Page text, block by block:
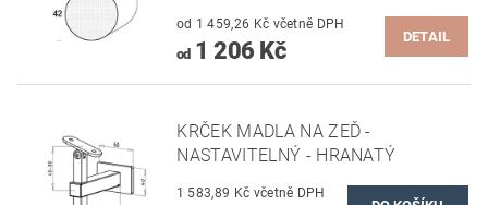
od 1 459,26 Kč včetně DPH
od1 206 Kč
DETAIL
KRČEK MADLA NA ZEĎ -
NASTAVITELNÝ - HRANATÝ
1 583,89 Kč včetně DPH